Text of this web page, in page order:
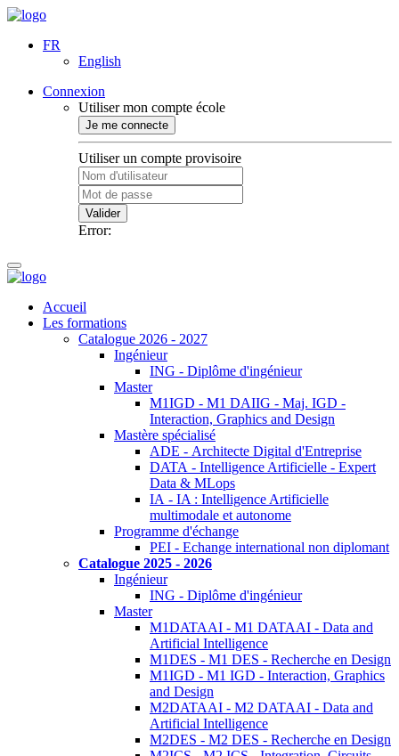
FR
English
Connexion
Utiliser mon compte école
Je me connecte
Utiliser un compte provisoire
Valider
Error:
Accueil
Les formations
Catalogue 2026 - 2027
Ingénieur
ING - Diplôme d'ingénieur
Master
M1IGD - M1 DAIIG - Maj. IGD -
Interaction, Graphics and Design
Mastère spécialisé
ADE - Architecte Digital d'Entreprise
DATA - Intelligence Artificielle - Expert
Data & MLops
IA - IA : Intelligence Artificielle
multimodale et autonome
Programme d'échange
PEI - Echange international non diplomant
Catalogue 2025 - 2026
Ingénieur
ING - Diplôme d'ingénieur
Master
M1DATAAI - M1 DATAAI - Data and
Artificial Intelligence
M1DES - M1 DES - Recherche en Design
M1IGD - M1 IGD - Interaction, Graphics
and Design
M2DATAAI - M2 DATAAI - Data and
Artificial Intelligence
M2DES - M2 DES - Recherche en Design